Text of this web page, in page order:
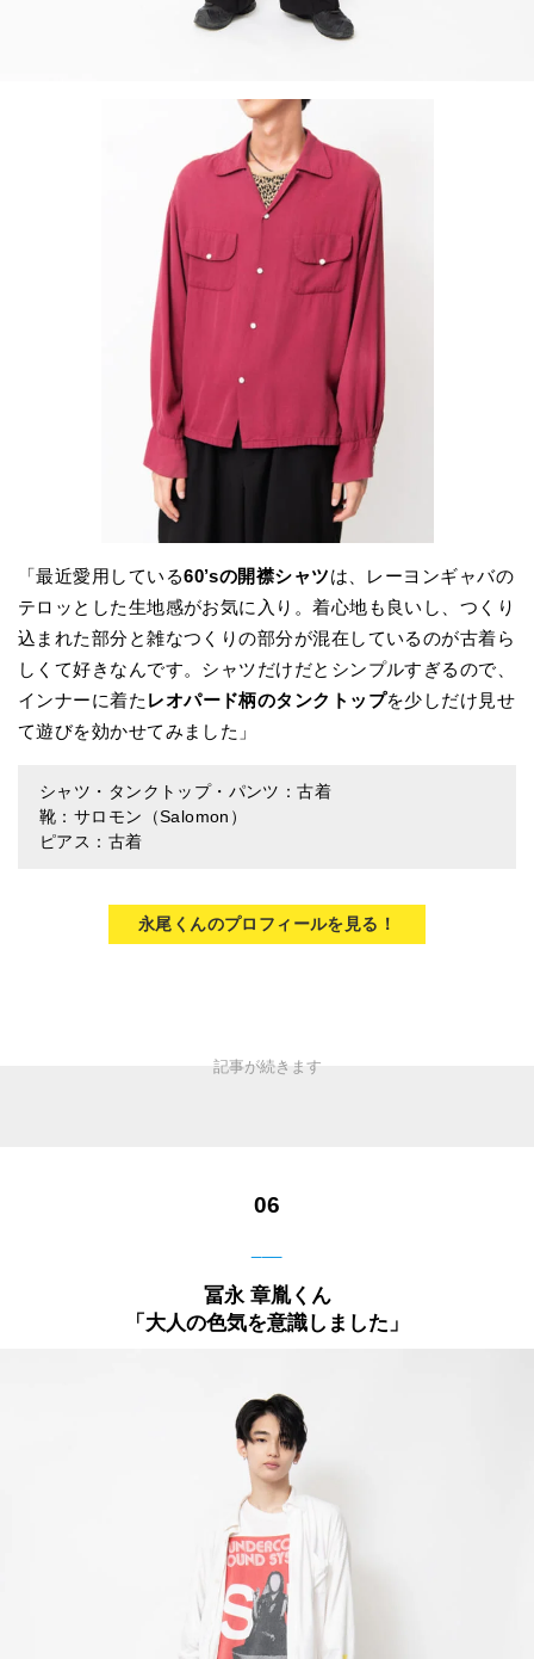
「最近愛用している60’sの開襟シャツは、レーヨンギャバの
テロッとした生地感がお気に入り。着心地も良いし、つくり
込まれた部分と雑なつくりの部分が混在しているのが古着ら
しくて好きなんです。シャツだけだとシンプルすぎるので、
インナーに着た レオパード柄のタンクトップを少しだけ見せ
て遊びを効かせてみました」
シャツ・タンクトップ・パンツ：古着
靴：サロモン（Salomon）
ピアス：古着
永尾くんのプロフィールを見る！
06
冨永 章胤くん
「大人の色気を意識しました」